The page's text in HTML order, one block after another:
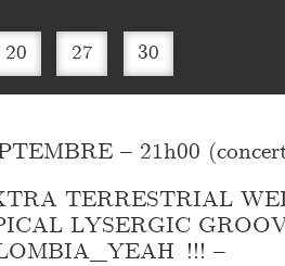
20 27 30
– 21h00
TERRESTRIAL
LYSERGIC
YEAH !!! –